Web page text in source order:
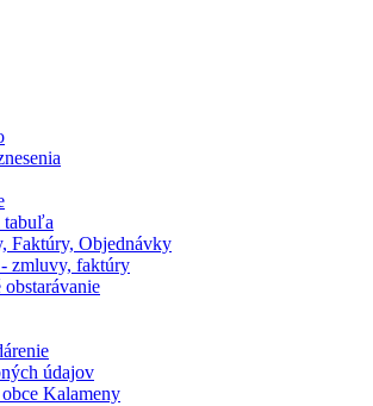
tabuľa
Faktúry, Objednávky
zmluvy, faktúry
obstarávanie
údajov
Kalameny